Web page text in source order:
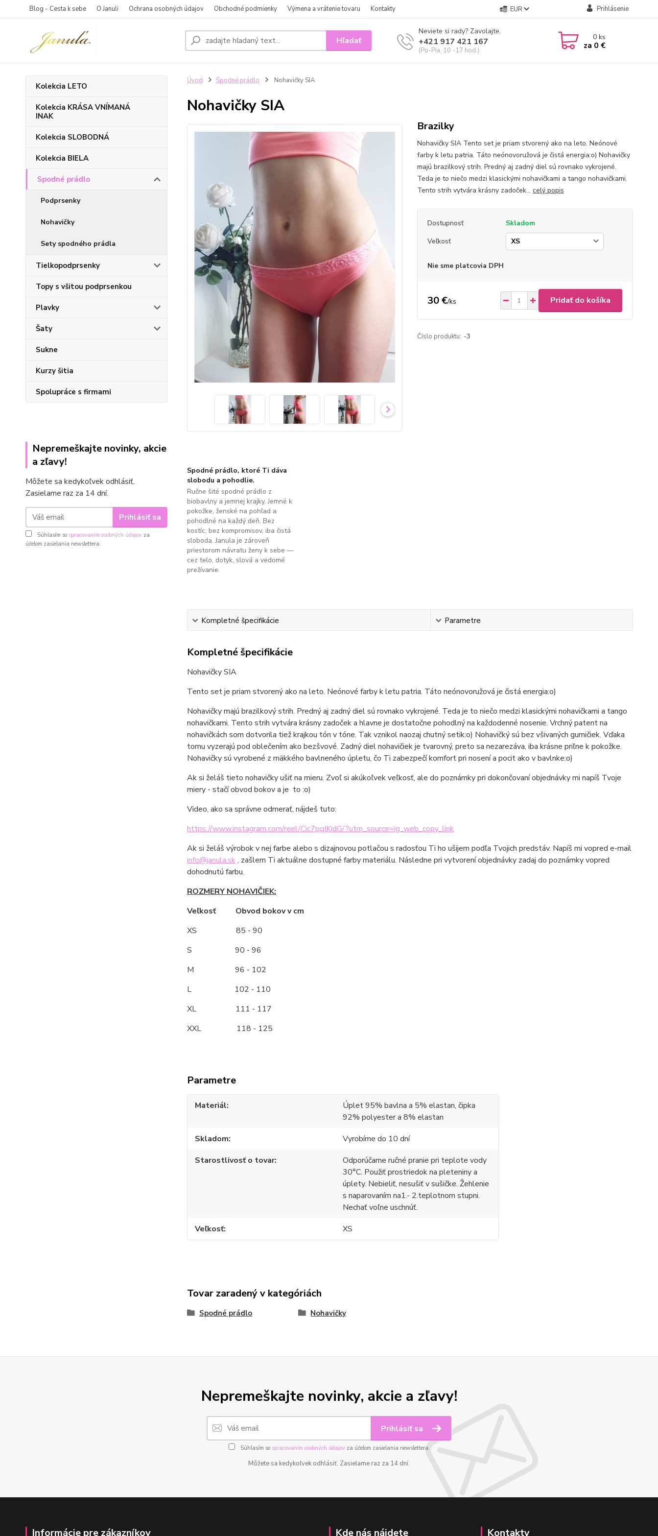
Blog - Cesta k sebe O Januli Ochrana osobných údajov Obchodné podmienky Výmena a vrátenie tovaru Kontakty EUR Prihlásenie
Hľadať
Neviete si rady? Zavolajte.
+421 917 421 167
(Po-Pia, 10 -17 hod.)
0ks
za 0 €
Kolekcia LETO
Kolekcia KRÁSA VNÍMANÁ
INAK
Kolekcia SLOBODNÁ
Kolekcia BIELA
Spodné prádlo
Podprsenky
Nohavičky
Sety spodného prádla
Tielkopodprsenky
Topy s všitou podprsenkou
Plavky
Šaty
Sukne
Kurzy šitia
Spolupráce s firmami
Nepremeškajte novinky, akcie
a zľavy!
Môžete sa kedykoľvek odhlásiť.
Zasielame raz za 14 dní.
Prihlásiť sa
Súhlasím so spracovaním osobných údajov za
účelom zasielania newslettera.
Úvod Spodné prádlo Nohavičky SIA
Nohavičky SIA
Brazilky
Nohavičky SIA Tento set je priam stvorený ako na leto. Neónové
farby k letu patria. Táto neónovoružová je čistá energia:o) Nohavičky
majú brazilkový strih. Predný aj zadný diel sú rovnako vykrojené.
Teda je to niečo medzi klasickými nohavičkami a tango nohavičkami.
Tento strih vytvára krásny zadoček... celý popis
Dostupnosť
Skladom
Veľkosť
Nie sme platcovia DPH
30 €/ks Pridať do košíka
Číslo produktu: -3
Spodné prádlo, ktoré Ti dáva
slobodu a pohodlie.
Ručne šité spodné prádlo z
biobavlny a jemnej krajky. Jemné k
pokožke, ženské na pohľad a
pohodlné na každý deň. Bez
kostíc, bez kompromisov, iba čistá
sloboda. Janula je zároveň
priestorom návratu ženy k sebe —
cez telo, dotyk, slová a vedomé
prežívanie.
Kompletné špecifikácie Parametre
Kompletné špecifikácie
Nohavičky SIA
Tento set je priam stvorený ako na leto. Neónové farby k letu patria. Táto neónovoružová je čistá energia:o)
Nohavičky majú brazilkový strih. Predný aj zadný diel sú rovnako vykrojené. Teda je to niečo medzi klasickými nohavičkami a tango
nohavičkami. Tento strih vytvára krásny zadoček a hlavne je dostatočne pohodlný na každodenné nosenie. Vrchný patent na
nohavičkách som dotvorila tiež krajkou tón v tóne. Tak vznikol naozaj chutný setik:o) Nohavičký sú bez všivaných gumičiek. Vďaka
tomu vyzerajú pod oblečením ako bezšvové. Zadný diel nohavičiek je tvarovný, preto sa nezarezáva, iba krásne priľne k pokožke.
Nohavičky sú vyrobené z mäkkého bavlneného úpletu, čo Ti zabezpečí komfort pri nosení a pocit ako v bavlnke:o)
Ak si želáš tieto nohavičky ušiť na mieru. Zvoľ si akúkoľvek veľkosť, ale do poznámky pri dokončovaní objednávky mi napíš Tvoje
miery - stačí obvod bokov a je to :o)
Video, ako sa správne odmerať, nájdeš tuto:
https://www.instagram.com/reel/Cic7pqIKidG/?utm_source=ig_web_copy_link
Ak si želáš výrobok v nej farbe alebo s dizajnovou potlačou s radosťou Ti ho ušijem podľa Tvojich predstáv. Napíš mi vopred e-mail
info@janula.sk, zašlem Ti aktuálne dostupné farby materiálu. Následne pri vytvorení objednávky zadaj do poznámky vopred
dohodnutú farbu.
ROZMERY NOHAVIČIEK:
Veľkosť Obvod bokov v cm
XS
85 - 90
S 90 - 96
M
96 - 102
L 102 - 110
XL 111 - 117
XXL 118 - 125
Parametre
Materiál
Úplet 95% bavlna a 5% elastan, čipka
92% polyester a 8% elastan
Skladom
Vyrobíme do 10 dní
Starostlivosť o tovar
Odporúčame ručné pranie pri teplote vody
30°C. Použiť prostriedok na pleteniny a
úplety. Nebieliť, nesušiť v sušičke. Žehlenie
s naparovaním na1.- 2.teplotnom stupni.
Nechať voľne uschnúť.
Veľkosť
XS
Tovar zaradený v kategóriách
Spodné prádlo Nohavičky
Nepremeškajte novinky, akcie a zľavy!
Prihlásiť sa
Súhlasím so spracovaním osobných údajovza účelom zasielania newslettera.
Môžete sa kedykoľvek odhlásiť. Zasielame raz za 14 dní.
Informácie pre zákazníkov Kde nás nájdete Kontakty